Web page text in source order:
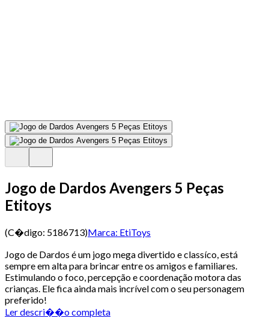
Jogo de Dardos Avengers 5 Peças
Etitoys
(C�digo: 5186713)Marca: EtiToys
Jogo de Dardos é um jogo mega divertido e classíco, está
sempre em alta para brincar entre os amigos e familiares.
Estimulando o foco, percepção e coordenação motora das
crianças. Ele fica ainda mais incrível com o seu personagem
preferido!
Ler descri��o completa